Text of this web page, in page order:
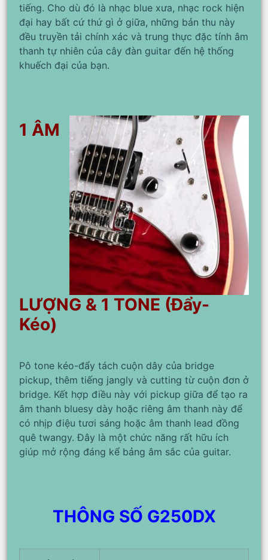
tiếng. Cho dù đó là nhạc blue xưa, nhạc rock hiện
đại hay bất cứ thứ gì ở giữa, những bản thu này
đều truyền tải chính xác và trung thực đặc tính âm
thanh tự nhiên của cây đàn guitar đến hệ thống
khuếch đại của bạn.
1 ÂM
LƯỢNG & 1 TONE (Đẩy-
Kéo)
Pô tone kéo-đẩy tách cuộn dây của bridge
pickup, thêm tiếng jangly và cutting từ cuộn đơn ở
bridge. Kết hợp điều này với pickup giữa để tạo ra
âm thanh bluesy dày hoặc riêng âm thanh này để
có nhịp điệu tươi sáng hoặc âm thanh lead đồng
quê twangy. Đây là một chức năng rất hữu ích
giúp mở rộng đáng kể bảng âm sắc của guitar.
THÔNG SỐ G250DX